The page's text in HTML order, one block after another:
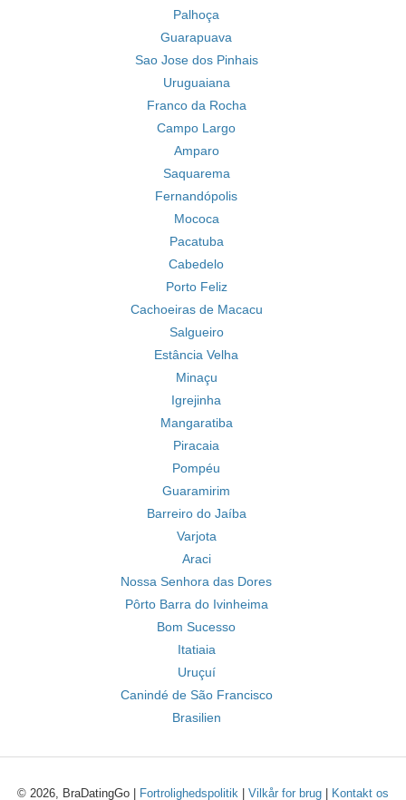
Palhoça
Guarapuava
Sao Jose dos Pinhais
Uruguaiana
Franco da Rocha
Campo Largo
Amparo
Saquarema
Fernandópolis
Mococa
Pacatuba
Cabedelo
Porto Feliz
Cachoeiras de Macacu
Salgueiro
Estância Velha
Minaçu
Igrejinha
Mangaratiba
Piracaia
Pompéu
Guaramirim
Barreiro do Jaíba
Varjota
Araci
Nossa Senhora das Dores
Pôrto Barra do Ivinheima
Bom Sucesso
Itatiaia
Uruçuí
Canindé de São Francisco
Brasilien
© 2026, BraDatingGo | Fortrolighedspolitik Vilkår for brug Kontakt os